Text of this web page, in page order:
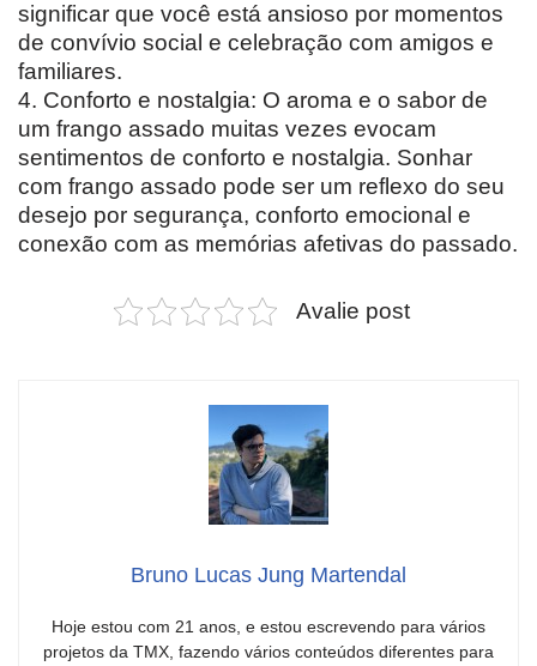
significar que você está ansioso por momentos
de convívio social e celebração com amigos e
familiares.
4. Conforto e nostalgia: O aroma e o sabor de
um frango assado muitas vezes evocam
sentimentos de conforto e nostalgia. Sonhar
com frango assado pode ser um reflexo do seu
desejo por segurança, conforto emocional e
conexão com as memórias afetivas do passado.
Avalie post
Bruno Lucas Jung Martendal
Hoje estou com 21 anos, e estou escrevendo para vários
projetos da TMX, fazendo vários conteúdos diferentes para